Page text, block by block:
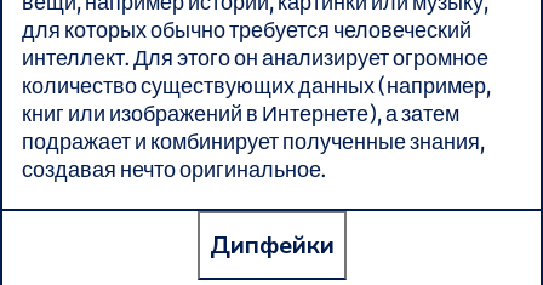
для которых обычно требуется человеческий
интеллект. Для этого он анализирует огромное
количество существующих данных (например,
книг или изображений в Интернете), а затем
подражает и комбинирует полученные знания,
создавая нечто оригинальное.
Дипфейки